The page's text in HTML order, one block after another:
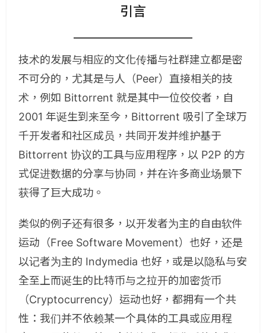
引言
技术的发展与相应的文化传播与社群建立都是密
不可分的，尤其是与人（Peer）直接相关的技
术，例如 Bittorrent 就是其中一位佼佼者，自
2001 年诞生到来至今，Bittorrent 吸引了全球万
千开发者和社区成员，共同开发并维护基于
Bittorrent 协议的工具与应用程序，以 P2P 的方
式促进数据的分享与协同，并在许多商业场景下
获得了巨大成功。
类似的例子还有很多，以开发者为主的自由软件
运动（Free Software Movement）也好，还是
以记者为主的 Indymedia 也好，或是以隐私与安
全至上而诞生的比特币与之拉开的加密货币
（Cryptocurrency）运动也好，都拥有一个共
性：我们并不依赖某一个具体的工具或应用程